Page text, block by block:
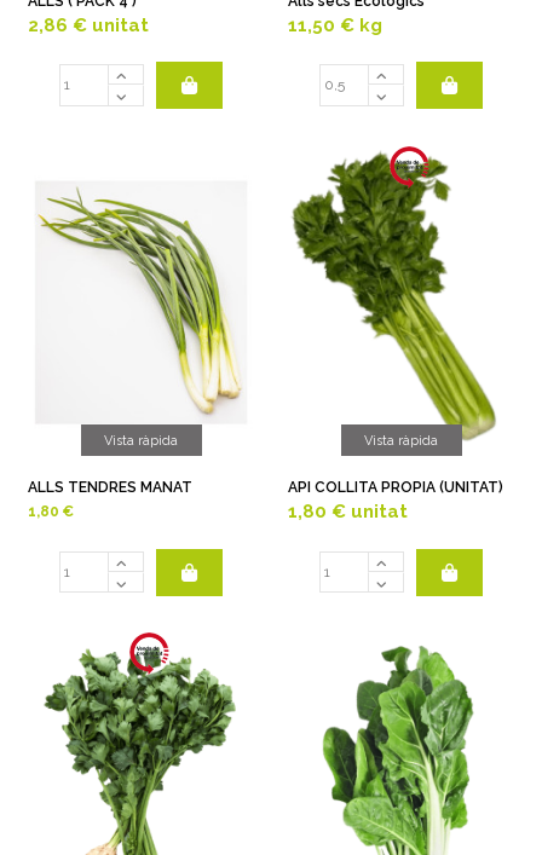
2,86 € unitat 11,50 € kg
Vista ràpida
ALLS TENDRES MANAT
1,80 €
Vista ràpida
API COLLITA PROPIA (UNITAT)
1,80 € unitat